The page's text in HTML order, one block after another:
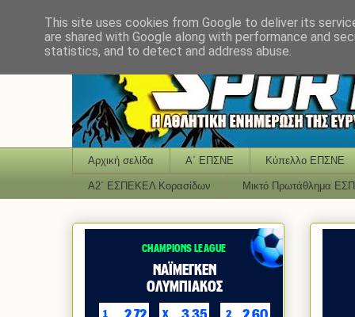
Αρχική σελίδα Α΄ ΕΠΣΝΕ Κύπελλο ΕΠΣΝΕ
Α2΄ ΕΣΠΕΚΕΛ Κορασίδων Μικτό Πρωτάθλημα
This site uses cookies from Google to deliver its
are shared with Google along with performance and
statistics, and to detect and address abuse.